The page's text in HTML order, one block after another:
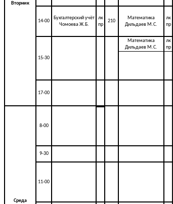
Вторник
14-00
Бухгалтерский учёт
Чомоева Ж.Б.
лк
пр
210
Математика
Дильдаев М.С.
лк
пр
15-30
Математика
Дильдаев М.С.
лк
пр
17-00
Среда
8-00
9-30
11-00